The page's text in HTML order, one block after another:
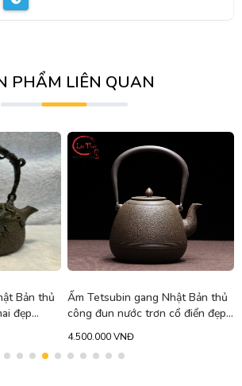
PHẨM LIÊN QUAN
Bản thủ
đẹp
Ấm Tetsubin gang Nhật Bản thủ
công đun nước trơn cổ điển đẹp
4.500.000 VNĐ